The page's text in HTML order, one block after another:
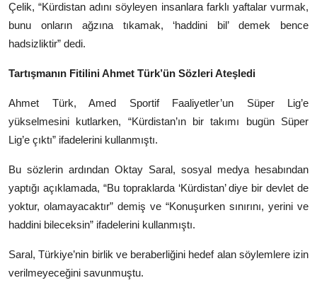
Çelik, “Kürdistan adını söyleyen insanlara farklı yaftalar vurmak,
bunu onların ağzına tıkamak, ‘haddini bil’ demek bence
hadsizliktir” dedi.
Tartışmanın Fitilini Ahmet Türk’ün Sözleri Ateşledi
Ahmet Türk, Amed Sportif Faaliyetler’un Süper Lig’e
yükselmesini kutlarken, “Kürdistan’ın bir takımı bugün Süper
Lig’e çıktı” ifadelerini kullanmıştı.
Bu sözlerin ardından Oktay Saral, sosyal medya hesabından
yaptığı açıklamada, “Bu topraklarda ‘Kürdistan’ diye bir devlet de
yoktur, olamayacaktır” demiş ve “Konuşurken sınırını, yerini ve
haddini bileceksin” ifadelerini kullanmıştı.
Saral, Türkiye’nin birlik ve beraberliğini hedef alan söylemlere izin
verilmeyeceğini savunmuştu.